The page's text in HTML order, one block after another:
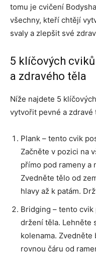
tomu je cvičení
všechny, kteří chtějí
svaly a zlepšit své
5 klíčových
a zdravého těla
Níže najdete 5
vytvořit pevné a zdravé
Plank – tento cvik
Začněte v pozici na
přímo pod rameny a
Zvedněte tělo od
hlavy až k patám.
Bridging – tento
držení těla. Lehněte
kolenama.
rovnou čáru od